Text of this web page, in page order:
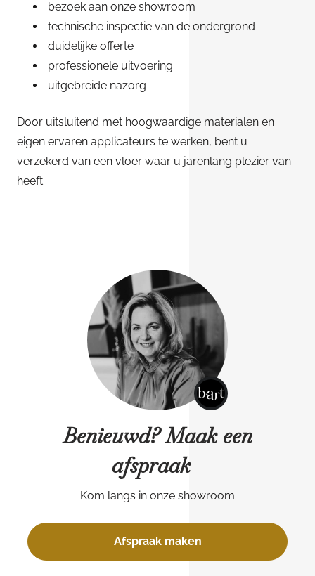
bezoek aan onze showroom
technische inspectie van de ondergrond
duidelijke offerte
professionele uitvoering
uitgebreide nazorg
Door uitsluitend met hoogwaardige materialen en
eigen ervaren applicateurs te werken, bent u
verzekerd van een vloer waar u jarenlang plezier van
heeft.
Benieuwd? Maak een
afspraak
Kom langs in onze showroom
Afspraak maken